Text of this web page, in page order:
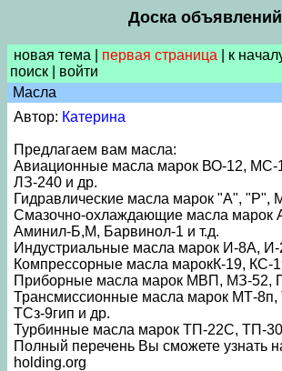
Доска объявлений
новая тема первая страница к
поиск
войти
Масла
Автор: Катерина
Предлагаем вам масла:
Авиационные масла марок ВО-12, МС-
ЛЗ-240 и др.
Гидравлические масла марок "А", "Р",
Смазочно-охлаждающие масла марок
Аминил-Б,М, Барвинол-1 и т.д.
Индустриальные масла марок И-8А,
Компрессорные масла марокК-19, КС-
Приборные масла марок МВП, МЗ-52,
Трансмиссионные масла марок МТ-
ТСз-9гип и др.
Турбинные масла марок ТП-22С, ТП-
Полный перечень Вы сможете узнать
holding.org